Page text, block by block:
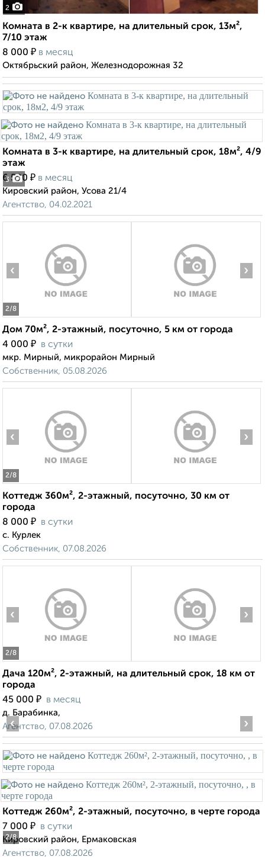
2
Комната в 2-к квартире, на длительный срок, 13м²,
7/10 этаж
8 000 ₽ в месяц
Октябрьский район, Железнодорожная 32
3
Комната в 3-к квартире, на длительный срок, 18м², 4/9
этаж
6 500 ₽ в месяц
Кировский район, Усова 21/4
Агентство, 04.02.2021
2/8
‹ ›
Дом 70м², 2-этажный, посуточно, 5 км от города
4 000 ₽ в сутки
мкр. Мирный, микрорайон Мирный
Собственник, 05.08.2026
2/8
‹ ›
Коттедж 360м², 2-этажный, посуточно, 30 км от
города
8 000 ₽ в сутки
с. Курлек
Собственник, 07.08.2026
2/8
‹ ›
Дача 120м², 2-этажный, на длительный срок, 18 км от
города
45 000 ₽ в месяц
д. Барабинка,
Агентство, 07.08.2026
2/8
‹ ›
Коттедж 260м², 2-этажный, посуточно, в черте города
7 000 ₽ в сутки
Кировский район, Ермаковская
Агентство, 07.08.2026